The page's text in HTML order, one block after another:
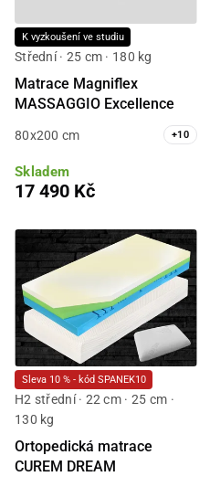
K vyzkoušení ve studiu
Střední · 25 cm · 180 kg
Matrace Magniflex
MASSAGGIO Excellence
80x200 cm +10
Skladem
17 490 Kč
Sleva 10 % - kód SPANEK10
H2 střední · 22 cm · 25 cm ·
130 kg
Ortopedická matrace
CUREM DREAM